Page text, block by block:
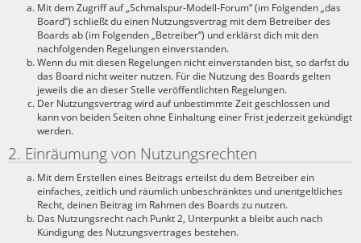
Mit dem Zugriff auf „Schmalspur-Modell-Forum“ (im Folgenden „das
Board“) schließt du einen Nutzungsvertrag mit dem Betreiber des
Boards ab (im Folgenden „Betreiber“) und erklärst dich mit den
nachfolgenden Regelungen einverstanden.
Wenn du mit diesen Regelungen nicht einverstanden bist, so darfst du
das Board nicht weiter nutzen. Für die Nutzung des Boards gelten
jeweils die an dieser Stelle veröffentlichten Regelungen.
Der Nutzungsvertrag wird auf unbestimmte Zeit geschlossen und
kann von beiden Seiten ohne Einhaltung einer Frist jederzeit gekündigt
werden.
2. Einräumung von Nutzungsrechten
Mit dem Erstellen eines Beitrags erteilst du dem Betreiber ein
einfaches, zeitlich und räumlich unbeschränktes und unentgeltliches
Recht, deinen Beitrag im Rahmen des Boards zu nutzen.
Das Nutzungsrecht nach Punkt 2, Unterpunkt a bleibt auch nach
Kündigung des Nutzungsvertrages bestehen.